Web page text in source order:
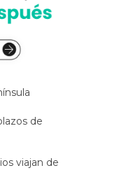
de
viajan de